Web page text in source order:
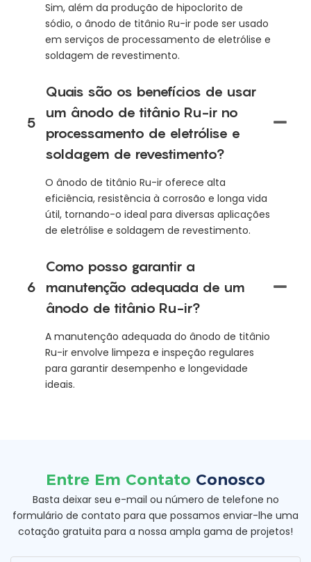
Sim, além da produção de hipoclorito de
sódio, o ânodo de titânio Ru-ir pode ser usado
em serviços de processamento de eletrólise e
soldagem de revestimento.
5
Quais são os benefícios de usar
um ânodo de titânio Ru-ir no
processamento de eletrólise e
soldagem de revestimento?
O ânodo de titânio Ru-ir oferece alta
eficiência, resistência à corrosão e longa vida
útil, tornando-o ideal para diversas aplicações
de eletrólise e soldagem de revestimento.
6
Como posso garantir a
manutenção adequada de um
ânodo de titânio Ru-ir?
A manutenção adequada do ânodo de titânio
Ru-ir envolve limpeza e inspeção regulares
para garantir desempenho e longevidade
ideais.
Entre Em Contato Conosco
Basta deixar seu e-mail ou número de telefone no
formulário de contato para que possamos enviar-lhe uma
cotação gratuita para a nossa ampla gama de projetos!